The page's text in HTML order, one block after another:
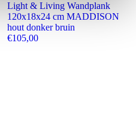
Light & Living Wandplank
120x18x24 cm MADDISON
hout donker bruin
€105,00